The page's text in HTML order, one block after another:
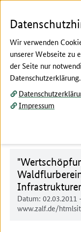
Hier beginnt der
Archiv
Termine und
Datum: 02.03.2011
www.zalf.de/
Wir verwenden
unserer Webseite zu
der Seite nur
Datenschutzerklärung.
Impressum